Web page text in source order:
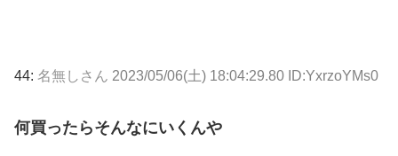
44: 名無しさん 2023/05/06(土) 18:04:29.80 ID:YxrzoYMs0
何買ったらそんなにいくんや